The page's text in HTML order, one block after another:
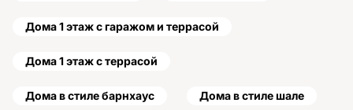
Дома 1 этаж с гаражом и террасой
Дома 1 этаж с террасой
Дома в стиле барнхаус Дома в стиле шале